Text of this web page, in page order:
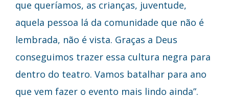
que queríamos, as crianças, juventude,
aquela pessoa lá da comunidade que não é
lembrada, não é vista. Graças a Deus
conseguimos trazer essa cultura negra para
dentro do teatro. Vamos batalhar para ano
que vem fazer o evento mais lindo ainda”.